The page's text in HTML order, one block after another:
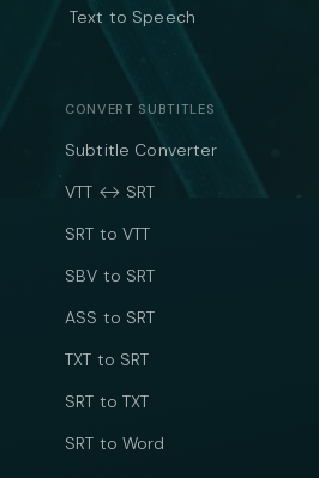
Text to Speech
CONVERT SUBTITLES
Subtitle Converter
VTT ↔ SRT
SRT to VTT
SBV to SRT
ASS to SRT
TXT to SRT
SRT to TXT
SRT to Word